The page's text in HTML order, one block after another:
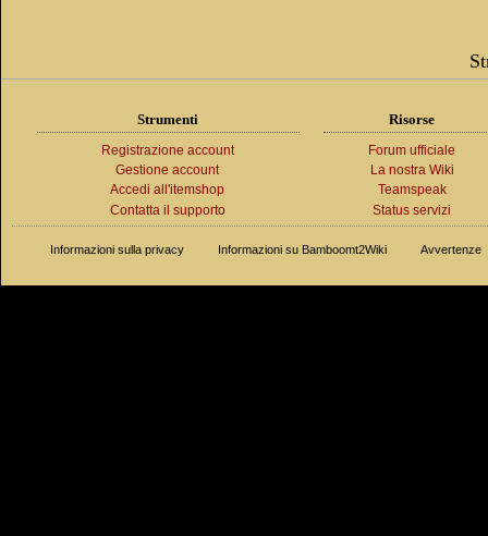
Strumenti
Registrazione account
Gestione account
Accedi all'itemshop
Contatta il supporto
Risorse
Forum ufficiale
La nostra Wiki
Teamspeak
Status servizi
Informazioni sulla privacy Informazioni su Bamboomt2Wiki Avvertenze